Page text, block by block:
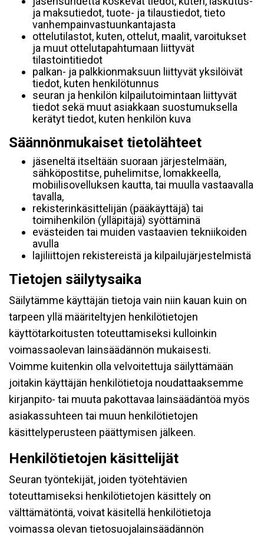
ja maksutiedot, tuote- ja tilaustiedot, tieto
vanhempainvastuunkantajasta
ottelutilastot, kuten, ottelut, maalit, varoitukset
ja muut ottelutapahtumaan liittyvät
tilastointitiedot
palkan- ja palkkionmaksuun liittyvät yksilöivät
tiedot, kuten henkilötunnus
seuran ja henkilön kilpailutoimintaan liittyvät
tiedot sekä muut asiakkaan suostumuksella
kerätyt tiedot, kuten henkilön kuva
Säännönmukaiset tietolähteet
jäseneltä itseltään suoraan järjestelmään,
sähköpostitse, puhelimitse, lomakkeella,
mobiilisovelluksen kautta, tai muulla vastaavalla
tavalla,
rekisterinkäsittelijän (pääkäyttäjä) tai
toimihenkilön (ylläpitäjä) syöttäminä
evästeiden tai muiden vastaavien tekniikoiden
avulla
lajiliittojen rekistereistä ja kilpailujärjestelmistä
Tietojen säilytysaika
Säilytämme käyttäjän tietoja vain niin kauan kuin on
tarpeen yllä määriteltyjen henkilötietojen
käyttötarkoitusten toteuttamiseksi kulloinkin
voimassaolevan lainsäädännön mukaisesti.
Voimme kuitenkin olla velvoitettuja säilyttämään
joitakin käyttäjän henkilötietoja noudattaaksemme
kirjanpito- tai muuta pakottavaa lainsäädäntöä myös
asiakassuhteen tai muun henkilötietojen
käsittelyperusteen päättymisen jälkeen.
Henkilötietojen käsittelijät
Seuran työntekijät, joiden työtehtävien
toteuttamiseksi henkilötietojen käsittely on
välttämätöntä, voivat käsitellä henkilötietoja
voimassa olevan tietosuojalainsäädännön